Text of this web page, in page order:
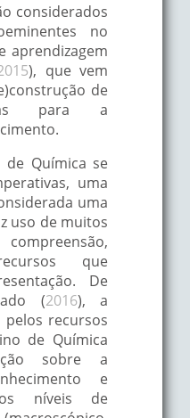
considerados
no
aprendizagem
), que vem
de
para a
de Química se
uma
uma
uso de muitos
que
De
(2016), a
pelos recursos
de Química
sobre a
e
níveis de